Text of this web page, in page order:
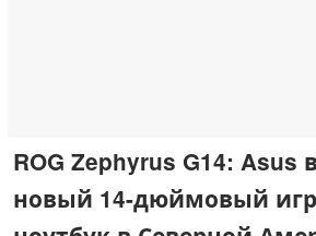
ROG Zephyrus G14: Asus
новый 14-дюймовый